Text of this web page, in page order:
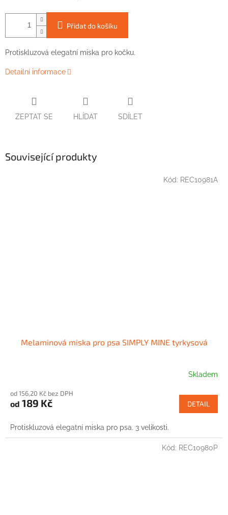
Přidat do košíku
Protiskluzová elegatní miska pro kočku.
Detailní informace
ZEPTAT SE HLÍDAT SDÍLET
Související produkty
Melaminová miska pro psa SIMPLY MINE tyrkysová
Skladem
od 156,20 Kč bez DPH
od 189 Kč DETAIL
Protiskluzová elegatní miska pro psa. 3 velikosti.
Kód: REC10981A
Kód: REC10980P